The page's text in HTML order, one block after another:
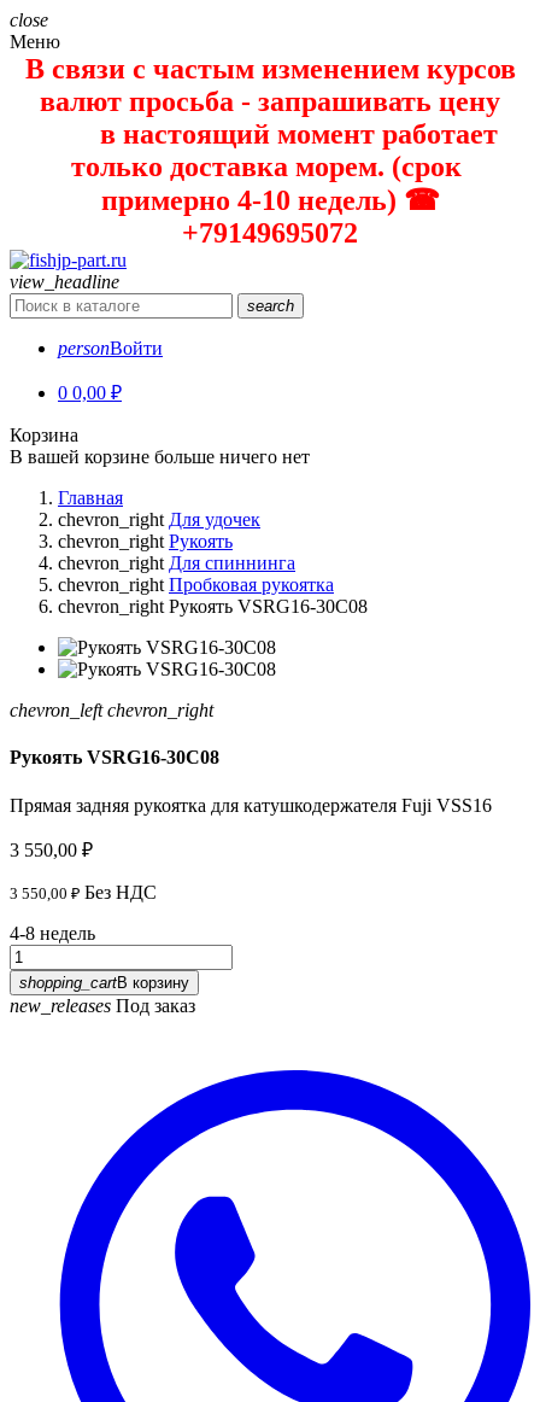
close
Меню
В связи с частым изменением курсов
валют просьба - запрашивать цену
в настоящий момент работает
только доставка морем. (срок
примерно 4-10 недель) ☎
+79149695072
view_headline
search
personВойти
0 0,00 ₽
Корзина
В вашей корзине больше ничего нет
Главная
chevron_right Для удочек
chevron_right Рукоять
chevron_right Для спиннинга
chevron_right Пробковая рукоятка
chevron_right Рукоять VSRG16-30C08
chevron_left chevron_right
Рукоять VSRG16-30C08
Прямая задняя рукоятка для катушкодержателя Fuji VSS16
3 550,00 ₽
3 550,00 ₽ Без НДС
4-8 недель
shopping_cartВ корзину
new_releases Под заказ